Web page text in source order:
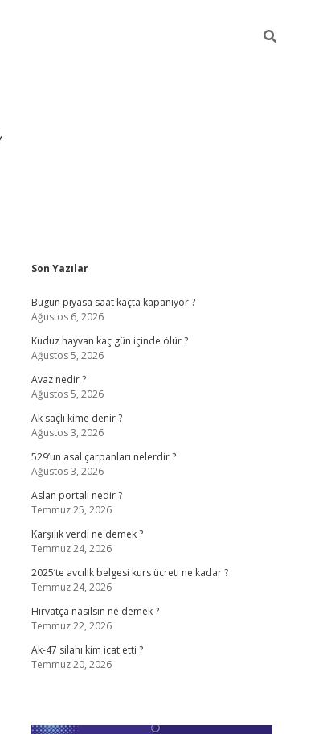
Sidebar
Son Yazılar
Bugün piyasa saat kaçta kapanıyor ?
Ağustos 6, 2026
Kuduz hayvan kaç gün içinde ölür ?
Ağustos 5, 2026
Avaz nedir ?
Ağustos 5, 2026
Ak saçlı kime denir ?
Ağustos 3, 2026
529’un asal çarpanları nelerdir ?
Ağustos 3, 2026
Aslan portali nedir ?
Temmuz 25, 2026
Karşılık verdi ne demek ?
Temmuz 24, 2026
2025’te avcılık belgesi kurs ücreti ne kadar ?
Temmuz 24, 2026
Hirvatça nasılsın ne demek ?
Temmuz 22, 2026
Ak-47 silahı kim icat etti ?
Temmuz 20, 2026